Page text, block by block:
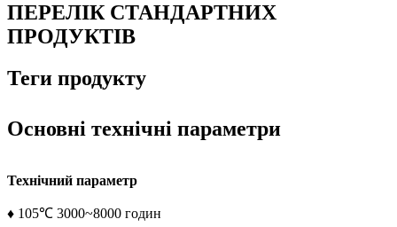
ПЕРЕЛІК СТАНДАРТНИХ
ПРОДУКТІВ
Теги продукту
Основні технічні параметри
Технічний параметр
♦ 105℃ 3000~8000 годин